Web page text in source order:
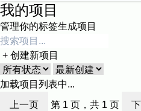
我的项目
管理你的标签生成项目
+ 创建新项目
加载项目列表中...
上一页
第 1 页，共 1 页